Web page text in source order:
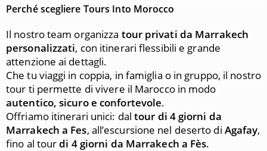
Perché scegliere Tours Into Morocco
Il nostro team organizza tour privati da Marrakech
personalizzati, con itinerari flessibili e grande
attenzione ai dettagli.
Che tu viaggi in coppia, in famiglia o in gruppo, il nostro
tour ti permette di vivere il Marocco in modo
autentico, sicuro e confortevole.
Offriamo itinerari unici: dal tour di 4 giorni da
Marrakech a Fes, all’escursione nel deserto di Agafay,
fino al tourdi 4 giorni da Marrakech a Fès.